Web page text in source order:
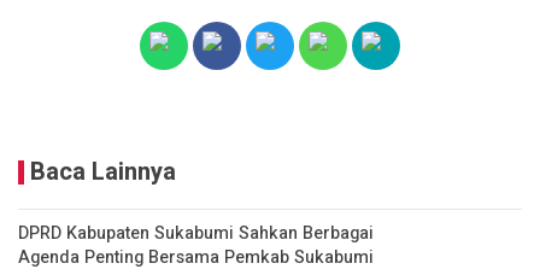
Baca Lainnya
DPRD Kabupaten Sukabumi Sahkan Berbagai
Agenda Penting Bersama Pemkab Sukabumi